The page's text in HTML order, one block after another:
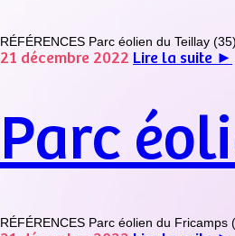
RÉFÉRENCES Parc éolien du Teillay
21 décembre 2022 Lire la suite ►
Parc
RÉFÉRENCES Parc éolien du